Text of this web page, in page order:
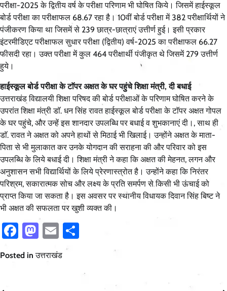
परीक्षा-2025 के द्वितीय वर्ष के परीक्षा परिणाम भी घोषित किये। जिसमें हाईस्कूल
बोर्ड परीक्षा का परीक्षाफल 68.67 रहा है। 10वीं बोर्ड परीक्षा में 382 परीक्षार्थियों ने
पंजीकरण किया था जिसमें से 239 छात्र-छात्राएं उत्तीर्ण हुई। इसी प्रकार
इंटरमीडिएट परीक्षाफल सुधार परीक्षा (द्वितीय) वर्ष-2025 का परीक्षाफल 66.27
फीसदी रहा। उक्त परीक्षा में कुल 464 परीक्षार्थी पंजीकृत थे जिसमें 279 उत्तीर्ण
हुये।
हाईस्कूल बोर्ड परीक्षा के टाॅपर अक्षत के घर पहुंचे शिक्षा मंत्री, दी बधाई
उत्तराखंड विद्यालयी शिक्षा परिषद की बोर्ड परीक्षाओं के परिणाम घोषित करने के
उपरांत शिक्षा मंत्री डाॅ. धन सिंह रावत हाईस्कूल बोर्ड परीक्षा के टाॅपर अक्षत गोपल
के घर पहुंचे, और उन्हें इस शानदार उपलब्धि पर बधाई व शुभकानाएं दी।, साथ ही
डाॅ. रावत ने अक्षत को अपने हाथों से मिठाई भी खिलाई। उन्होंने अक्षत के माता-
पिता से भी मुलाकात कर उनके योगदान की सराहना की और परिवार को इस
उपलब्धि के लिये बधाई दी। शिक्षा मंत्री ने कहा कि अक्षत की मेहनत, लगन और
अनुशासन सभी विद्यार्थियों के लिये प्रेरणास्त्रोत है। उन्होंने कहा कि निरंतर
परिश्रम, सकारात्मक सोच और लक्ष्य के प्रति समर्पण से किसी भी ऊंचाई को
प्राप्त किया जा सकता है। इस अवसर पर स्थानीय विधायक दिवान सिंह बिष्ट ने
भी अक्षत की सफलता पर खुशी व्यक्त की।
Facebook
Mastodon
Email
Posted inउत्तराखंड